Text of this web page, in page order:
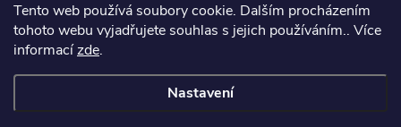
Tento web používá soubory cookie. Dalším procházením
tohoto webu vyjadřujete souhlas s jejich používáním.. Více
informacízde.
Nastavení